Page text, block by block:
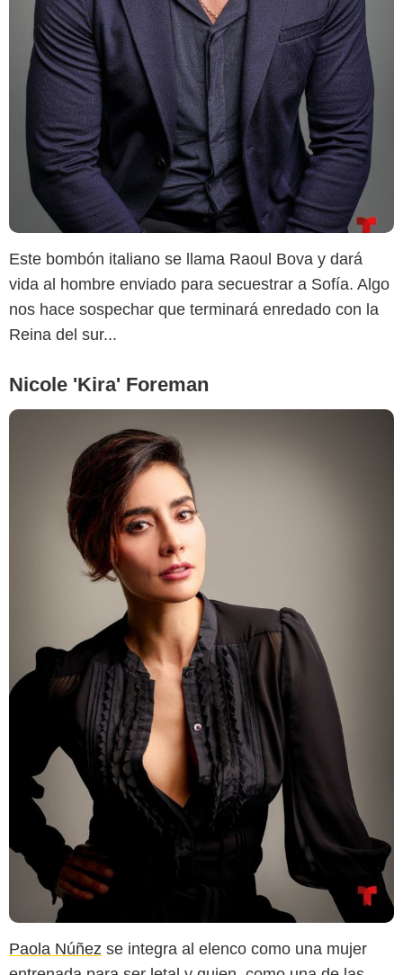
Este bombón italiano se llama Raoul Bova y dará
vida al hombre enviado para secuestrar a Sofía. Algo
nos hace sospechar que terminará enredado con la
Reina del sur...
Nicole 'Kira' Foreman
Paola Núñez se integra al elenco como una mujer